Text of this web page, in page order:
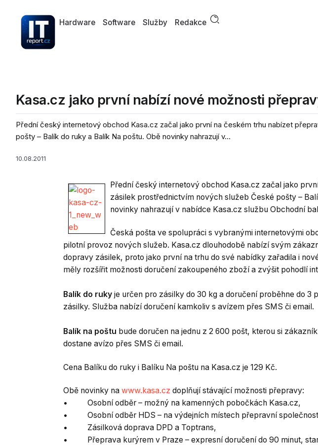
Hardware Software Služby Redakce
Kasa.cz jako první nabízí nové možnosti
Přední český internetový obchod Kasa.cz začal jako první na českém trhu nabízet
pošty – Balík do ruky a Balík Na poštu. Obě novinky nahrazují v...
10.08.2011
Přední český internetový obchod Kasa.cz začal jako
zásilek prostřednictvím nových služeb České pošty –
novinky nahrazují v nabídce Kasa.cz službu Obchodní
Česká pošta ve spolupráci s vybranými internetovými
pilotní provoz nových služeb. Kasa.cz dlouhodobě nabízí svým
dopravy zásilek, proto jako první na trhu do své nabídky zařadila i
měly rozšířit možnosti doručení zakoupeného zboží a zvýšit pohodlí
Balík do ruky je určen pro zásilky do 30 kg a doručení proběhne do 3
zásilky. Služba nabízí doručení kamkoliv s avízem přes SMS či email.
Balík na poštu bude doručen na jednu z 2 600 pošt, kterou si
dostane avízo přes SMS či email.
Cena Balíku do ruky i Balíku Na poštu na Kasa.cz je 129 Kč.
Obě novinky na www.kasa.cz doplňují stávající možnosti přepravy:
• Osobní odběr – možný na kamenných pobočkách Kasa.cz,
• Osobní odběr HDS – na výdejních místech přepravní
• Zásilková doprava DPD a Toptrans,
• Přeprava kurýrem v Praze – expresní doručení do 90 minut,